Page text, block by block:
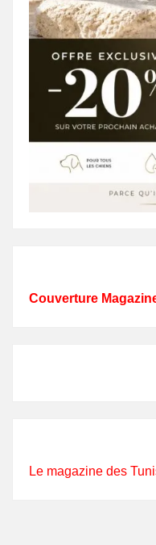
Couverture
Le magazine des